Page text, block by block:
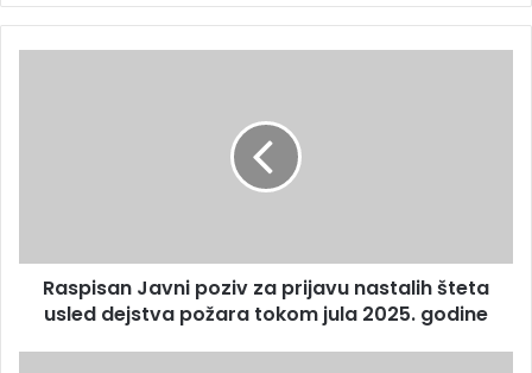
Raspisan Javni poziv za prijavu nastalih šteta
usled dejstva požara tokom jula 2025. godine